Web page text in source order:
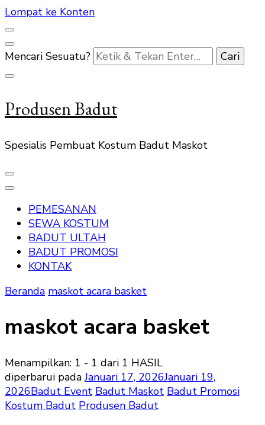
Lompat ke Konten
Mencari Sesuatu?
Produsen Badut
Spesialis Pembuat Kostum Badut Maskot
PEMESANAN
SEWA KOSTUM
BADUT ULTAH
BADUT PROMOSI
KONTAK
Beranda maskot acara basket
maskot acara basket
Menampilkan: 1 - 1 dari 1 HASIL
diperbarui padaJanuari 17, 2026Januari 19,
2026Badut Event Badut Maskot Badut Promosi
Kostum Badut Produsen Badut